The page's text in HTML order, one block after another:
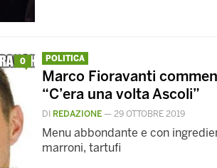
0 POLITICA
Marco Fioravanti
“C’era una volta Ascoli”
DI REDAZIONE — 29 OTTOBRE 2019
Menu abbondante e con
marroni, tartufi